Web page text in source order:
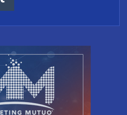
y estilo en un mismo